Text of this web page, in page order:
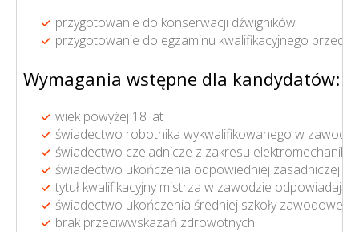
przygotowanie do konserwacji dźwigników
przygotowanie do egzaminu kwalifikacyjnego przed
Wymagania wstępne dla kandydatów:
wiek powyżej 18 lat
świadectwo robotnika wykwalifikowanego w
świadectwo czeladnicze z zakresu
świadectwo ukończenia odpowiedniej zasadniczej
tytuł kwalifikacyjny mistrza w zawodzie
świadectwo ukończenia średniej szkoły zawodowej
brak przeciwwskazań zdrowotnych